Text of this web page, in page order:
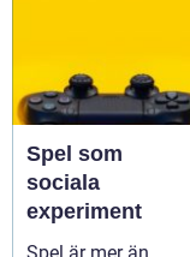
Spel som
sociala
experiment
Spel är mer än